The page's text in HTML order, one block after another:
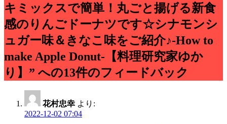
ー
シ
ョ
ン
キミックスで簡単！丸ごと揚げる新食
感のりんごドーナツです☆シナモンシ
ュガー味＆きなこ味をご紹介♪-How to
make Apple Donut-【料理研究家ゆか
り】” への13件のフィードバック
花村忠幸 より:
2022-12-02 07:04